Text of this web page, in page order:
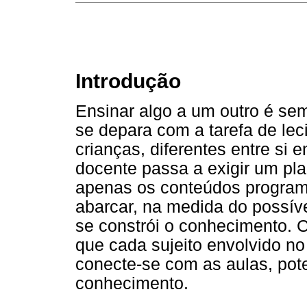
Introdução
Ensinar algo a um outro é
se depara com a tarefa de
crianças, diferentes entre si
docente passa a exigir um
apenas os conteúdos
abarcar, na medida do
se constrói o conhecimento.
que cada sujeito envolvido
conecte-se com as aulas,
conhecimento.